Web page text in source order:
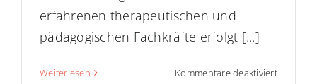
erfahrenen therapeutischen und
pädagogischen Fachkräfte erfolgt [...]
Weiterlesen Kommentare deaktiviertfür